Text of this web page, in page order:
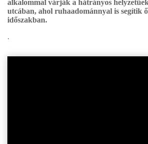
alkalommal várják a hátrányos
utcában, ahol ruhaadománnyal is segítik
időszakban.
.